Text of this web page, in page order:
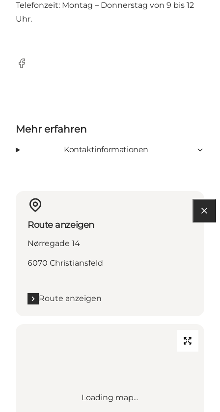
Telefonzeit: Montag – Donnerstag von 9 bis 12
Uhr.
Facebook
Mehr erfahren
Kontaktinformationen
Route anzeigen
Nørregade 14
6070 Christiansfeld
Route anzeigen
Loading map...